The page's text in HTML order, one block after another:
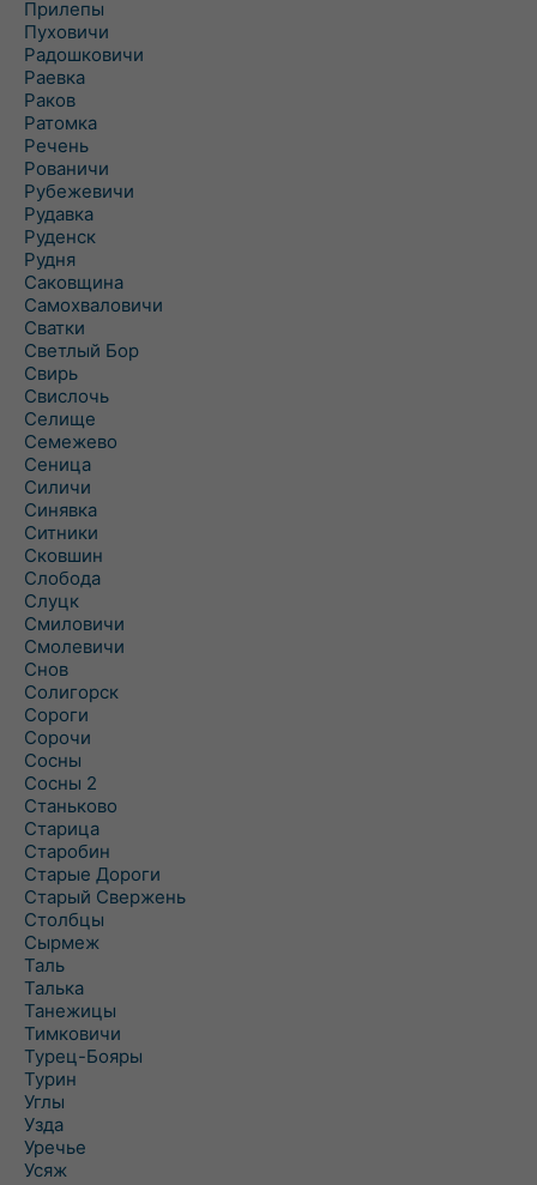
Прилепы
Пуховичи
Радошковичи
Раевка
Раков
Ратомка
Речень
Рованичи
Рубежевичи
Рудавка
Руденск
Рудня
Саковщина
Самохваловичи
Сватки
Светлый Бор
Свирь
Свислочь
Селище
Семежево
Сеница
Силичи
Синявка
Ситники
Сковшин
Слобода
Слуцк
Смиловичи
Смолевичи
Снов
Солигорск
Сороги
Сорочи
Сосны
Сосны 2
Станьково
Старица
Старобин
Старые Дороги
Старый Свержень
Столбцы
Сырмеж
Таль
Талька
Танежицы
Тимковичи
Турец-Бояры
Турин
Углы
Узда
Уречье
Усяж